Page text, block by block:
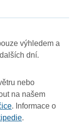
výhledem a
dní.
nebo
na našem
. Informace o
.